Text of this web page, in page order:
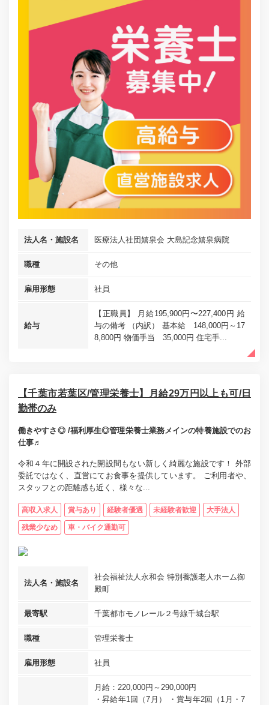
法人名・施設名 医療法人社団嬉泉会 大島記念嬉泉病院
職種 その他
雇用形態 社員
給与
【正職員】 月給195,900円〜227,400円 給
与の備考 （内訳） 基本給 148,000円～17
8,800円 物価手当 35,000円 住宅手...
【千葉市若葉区/管理栄養士】月給29万円以上も可/日
勤帯のみ
働きやすさ◎ /福利厚生◎管理栄養士業務メインの特養施設でのお
仕事♬
令和４年に開設された開設間もない新しく綺麗な施設です！ 外部
委託ではなく、直営にてお食事を提供しています。 ご利用者や、
スタッフとの距離感も近く、様々な...
高収入求人 賞与あり 経験者優遇 未経験者歓迎 大手法人
残業少なめ 車・バイク通勤可
法人名・施設名
社会福祉法人永和会 特別養護老人ホーム御
殿町
最寄駅 千葉都市モノレール２号線千城台駅
職種 管理栄養士
雇用形態 社員
月給：220,000円～290,000円
・昇給年1回（7月） ・賞与年2回（1月・7